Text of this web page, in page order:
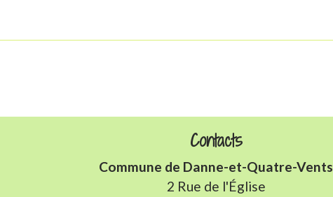
Contacts
Commune de Danne-et-Quatre-Vents
2 Rue de l'Église